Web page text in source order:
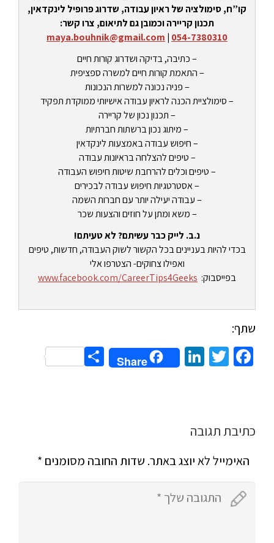
קו”ח, סימולציה של ראיון עבודה, שדרוג פרופיל לינקדאין,
תכנון קריירה וכמובן גם לתיאום, צרו קשר:
054-7380310
|
maya.bouhnik@gmail.com
– כתיבה, בדיקה ושדרוג קורות חיים
– התאמת קורות חיים למשרה ספציפית
– פניה נכונה למשרות הנכונות
– סימולציית הכנה לראיון עבודה אישיותי ממוקדת תפקיד
– תכנון נכון של קריירה
– מיתוג נכון ברשתות חברתיות
– חיפוש עבודה באמצעות לינקדאין
– טיפים להצלחה בראיונות עבודה
– טיפים וכלים להרחבת שיטות חיפוש העבודה
– אסטרטגיות חיפוש עבודה לבכירים
– עבודה יעילה יותר עם חברות השמה
– משא ומתן על חוזים והצעות שכר
נ.ב. לייק כבר עשיתם? לא טעיתם!
בכדי להיות בעניינים בכל הקשור לשוק העבודה, חדשות, טיפים
ואפילו צחוקים- הצטרפו אלי
בפייסבוק: www.facebook.com/CareerTips4Geeks
שתף:
Facebook
Twitter
LinkedIn
Share
Share
כתיבת תגובה
האימייל לא יוצג באתר. שדות החובה מסומנים *